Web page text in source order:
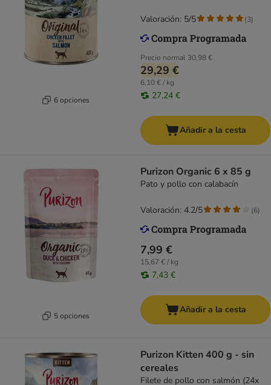
6 opciones
Precio normal 30,98 €
29,29 €
6,10 € / kg
27,24 €
Valoración: 5/5 (3)
Añadir a la cesta
5 opciones
Purizon Organic 6 x 85 g
Pato y pollo con calabacín
7,99 €
15,67 € / kg
7,43 €
Valoración: 4.2/5 (6)
Añadir a la cesta
Purizon Kitten 400 g - sin
cereales
Filete de pollo con salmón (24x